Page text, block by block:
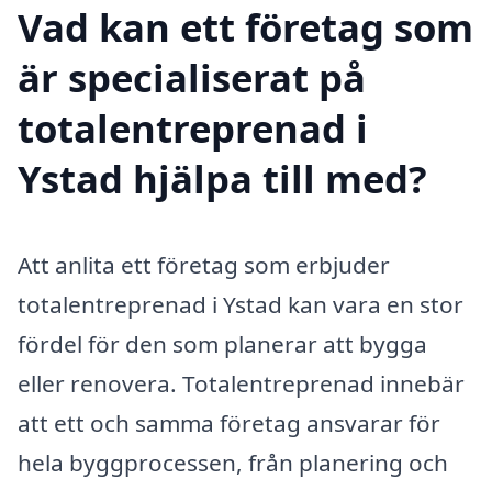
Vad kan ett företag som
är specialiserat på
totalentreprenad i
Ystad hjälpa till med?
Att anlita ett företag som erbjuder
totalentreprenad i Ystad kan vara en stor
fördel för den som planerar att bygga
eller renovera. Totalentreprenad innebär
att ett och samma företag ansvarar för
hela byggprocessen, från planering och